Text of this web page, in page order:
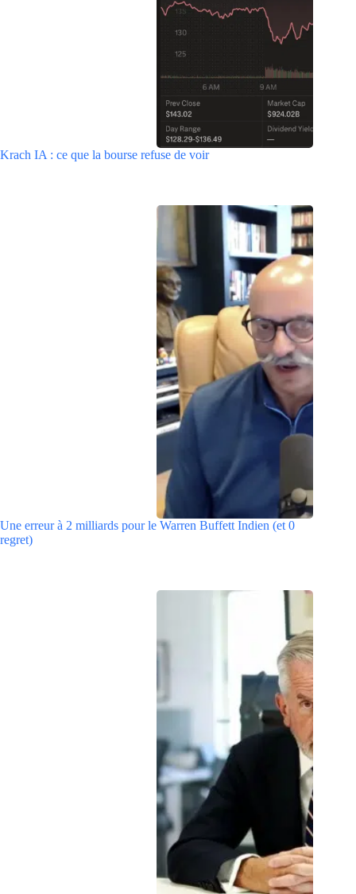
Krach IA : ce que la bourse refuse de voir
Une erreur à 2 milliards pour le Warren Buffett Indien (et 0
regret)